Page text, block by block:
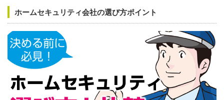
ホームセキュリティ会社の選び方ポイント